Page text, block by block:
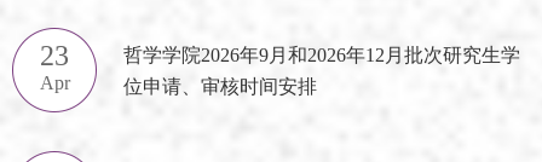
23
Apr
哲学学院2026年9月和2026年12月批次研究生学
位申请、审核时间安排